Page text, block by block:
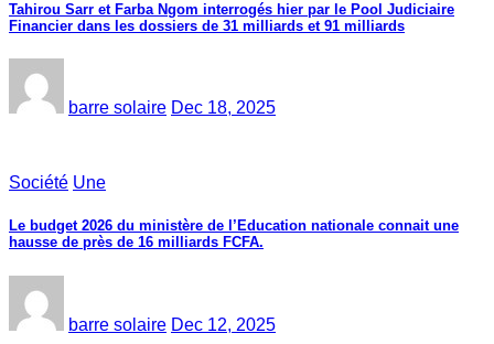
Tahirou Sarr et Farba Ngom interrogés hier par le Pool Judiciaire
Financier dans les dossiers de 31 milliards et 91 milliards
barre solaire Dec 18, 2025
Société Une
Le budget 2026 du ministère de l’Education nationale connait une
hausse de près de 16 milliards FCFA.
barre solaire Dec 12, 2025